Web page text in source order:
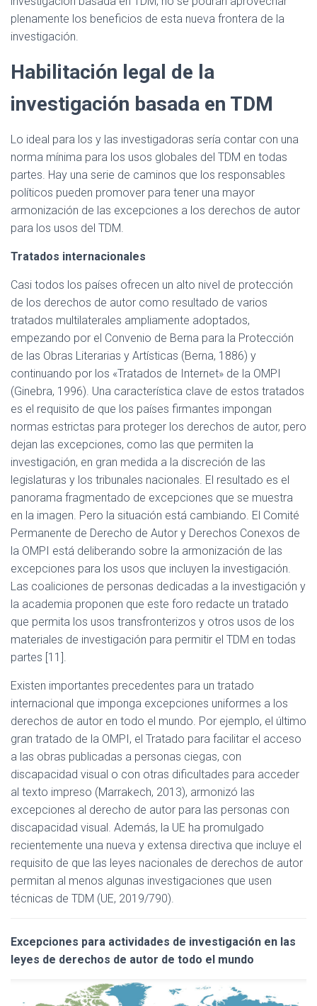
plenamente los beneficios de esta nueva frontera de la
investigación.
Habilitación legal de la
investigación basada en TDM
Lo ideal para los y las investigadoras sería contar con una
norma mínima para los usos globales del TDM en todas
partes. Hay una serie de caminos que los responsables
políticos pueden promover para tener una mayor
armonización de las excepciones a los derechos de autor
para los usos del TDM.
Tratados internacionales
Casi todos los países ofrecen un alto nivel de protección
de los derechos de autor como resultado de varios
tratados multilaterales ampliamente adoptados,
empezando por el Convenio de Berna para la Protección
de las Obras Literarias y Artísticas (Berna, 1886) y
continuando por los «Tratados de Internet» de la OMPI
(Ginebra, 1996). Una característica clave de estos tratados
es el requisito de que los países firmantes impongan
normas estrictas para proteger los derechos de autor, pero
dejan las excepciones, como las que permiten la
investigación, en gran medida a la discreción de las
legislaturas y los tribunales nacionales. El resultado es el
panorama fragmentado de excepciones que se muestra
en la imagen. Pero la situación está cambiando. El Comité
Permanente de Derecho de Autor y Derechos Conexos de
la OMPI está deliberando sobre la armonización de las
excepciones para los usos que incluyen la investigación.
Las coaliciones de personas dedicadas a la investigación y
la academia proponen que este foro redacte un tratado
que permita los usos transfronterizos y otros usos de los
materiales de investigación para permitir el TDM en todas
partes [11].
Existen importantes precedentes para un tratado
internacional que imponga excepciones uniformes a los
derechos de autor en todo el mundo. Por ejemplo, el último
gran tratado de la OMPI, el Tratado para facilitar el acceso
a las obras publicadas a personas ciegas, con
discapacidad visual o con otras dificultades para acceder
al texto impreso (Marrakech, 2013), armonizó las
excepciones al derecho de autor para las personas con
discapacidad visual. Además, la UE ha promulgado
recientemente una nueva y extensa directiva que incluye el
requisito de que las leyes nacionales de derechos de autor
permitan al menos algunas investigaciones que usen
técnicas de TDM (UE, 2019/790).
Excepciones para actividades de investigación en las
leyes de derechos de autor de todo el mundo